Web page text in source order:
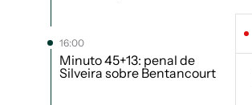
16:00
Minuto 45+13: penal de
Silveira sobre Bentancourt